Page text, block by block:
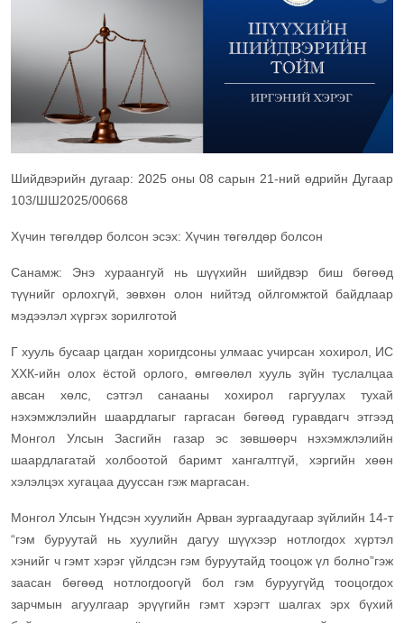
Шийдвэрийн дугаар: 2025 оны 08 сарын 21-ний өдрийн Дугаар
103/ШШ2025/00668
Хүчин төгөлдөр болсон эсэх: Хүчин төгөлдөр болсон
Санамж: Энэ хураангуй нь шүүхийн шийдвэр биш бөгөөд
түүнийг орлохгүй, зөвхөн олон нийтэд ойлгомжтой байдлаар
мэдээлэл хүргэх зорилготой
Г хууль бусаар цагдан хоригдсоны улмаас учирсан хохирол, ИС
ХХК-ийн олох ёстой орлого, өмгөөлөл хууль зүйн туслалцаа
авсан хөлс, сэтгэл санааны хохирол гаргуулах тухай
нэхэмжлэлийн шаардлагыг гаргасан бөгөөд гуравдагч этгээд
Монгол Улсын Засгийн газар эс зөвшөөрч нэхэмжлэлийн
шаардлагатай холбоотой баримт хангалтгүй, хэргийн хөөн
хэлэлцэх хугацаа дууссан гэж маргасан.
Монгол Улсын Үндсэн хуулийн Арван зургаадугаар зүйлийн 14-т
“гэм буруутай нь хуулийн дагуу шүүхээр нотлогдох хүртэл
хэнийг ч гэмт хэрэг үйлдсэн гэм буруутайд тооцож үл болно”гэж
заасан бөгөөд нотлогдоогүй бол гэм буруугүйд тооцогдох
зарчмын агуулгаар эрүүгийн гэмт хэрэгт шалгах эрх бүхий